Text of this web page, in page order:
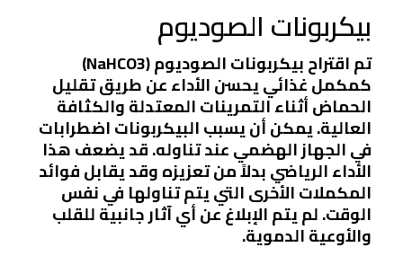
بيكربونات الصوديوم
تم اقتراح بيكربونات الصوديوم (NaHCO3)
كمكمل غذائي يحسن الأداء عن طريق تقليل
الحماض أثناء التمرينات المعتدلة والكثافة
العالية. يمكن أن يسبب البيكربونات اضطرابات
في الجهاز الهضمي عند تناوله. قد يضعف هذا
الأداء الرياضي بدلاً من تعزيزه وقد يقابل فوائد
المكملات الأخرى التي يتم تناولها في نفس
الوقت. لم يتم الإبلاغ عن أي آثار جانبية للقلب
والأوعية الدموية.